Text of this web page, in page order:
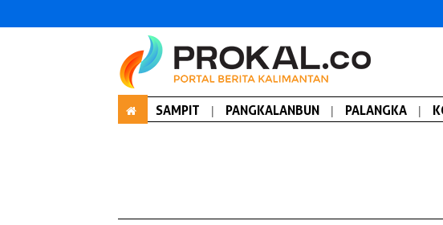
SAMPIT | PANGKALANBUN | PALANGKA |